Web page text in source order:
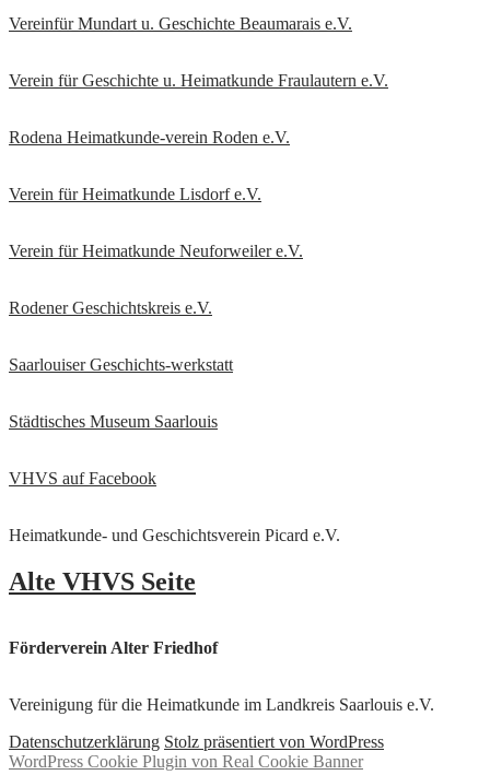
Vereinfür Mundart u. Geschichte Beaumarais e.V.
Verein für Geschichte u. Heimatkunde Fraulautern e.V.
Rodena Heimatkunde-verein Roden e.V.
Verein für Heimatkunde Lisdorf e.V.
Verein für Heimatkunde Neuforweiler e.V.
Rodener Geschichtskreis e.V.
Saarlouiser Geschichts-werkstatt
Städtisches Museum Saarlouis
VHVS auf Facebook
Heimatkunde- und Geschichtsverein Picard e.V.
Alte VHVS Seite
Förderverein Alter Friedhof
Vereinigung für die Heimatkunde im Landkreis Saarlouis e.V.
Datenschutzerklärung Stolz präsentiert von WordPress
WordPress Cookie Plugin von Real Cookie Banner